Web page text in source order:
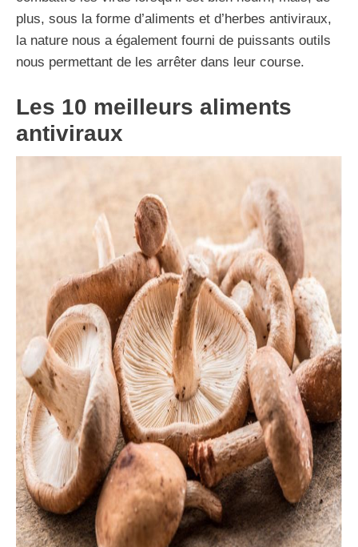
plus, sous la forme d’aliments et d’herbes antiviraux,
la nature nous a également fourni de puissants outils
nous permettant de les arrêter dans leur course.
Les 10 meilleurs aliments
antiviraux